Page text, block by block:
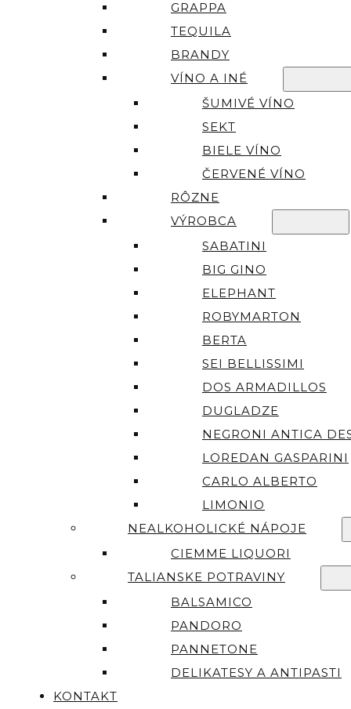
GRAPPA
TEQUILA
BRANDY
VÍNO A INÉ
ŠUMIVÉ VÍNO
SEKT
BIELE VÍNO
ČERVENÉ VÍNO
RÔZNE
VÝROBCA
SABATINI
BIG GINO
ELEPHANT
ROBYMARTON
BERTA
SEI BELLISSIMI
DOS ARMADILLOS
DUGLADZE
NEGRONI ANTICA
LOREDAN GASPARINI
CARLO ALBERTO
LIMONIO
NEALKOHOLICKÉ NÁPOJE
CIEMME LIQUORI
TALIANSKE POTRAVINY
BALSAMICO
PANDORO
PANNETONE
DELIKATESY A ANTIPASTI
KONTAKT